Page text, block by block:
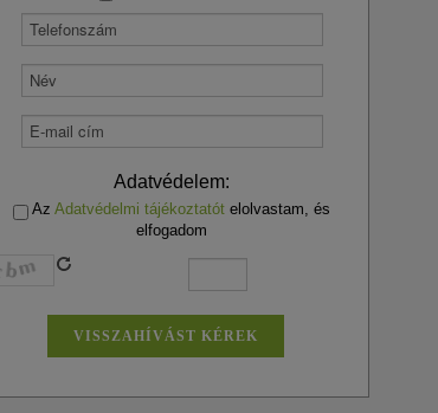
Adatvédelem:
AzAdatvédelmi tájékoztatót elolvastam, és
elfogadom